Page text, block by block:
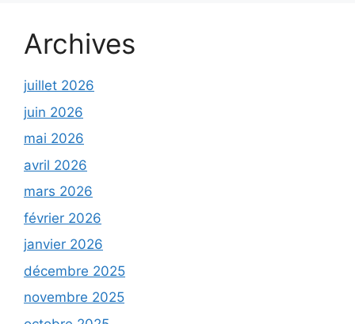
Archives
juillet 2026
juin 2026
mai 2026
avril 2026
mars 2026
février 2026
janvier 2026
décembre 2025
novembre 2025